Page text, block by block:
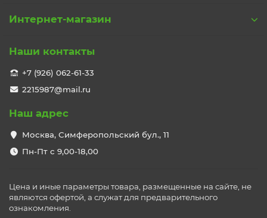
Интернет-магазин
Наши контакты
+7 (926) 062-61-33
2215987@mail.ru
Наш адрес
Москва, Симферопольский бул., 11
Пн-Пт с 9,00-18,00
Цена и иные параметры товара, размещенные на сайте, не
являются офертой, а служат для предварительного
ознакомления.